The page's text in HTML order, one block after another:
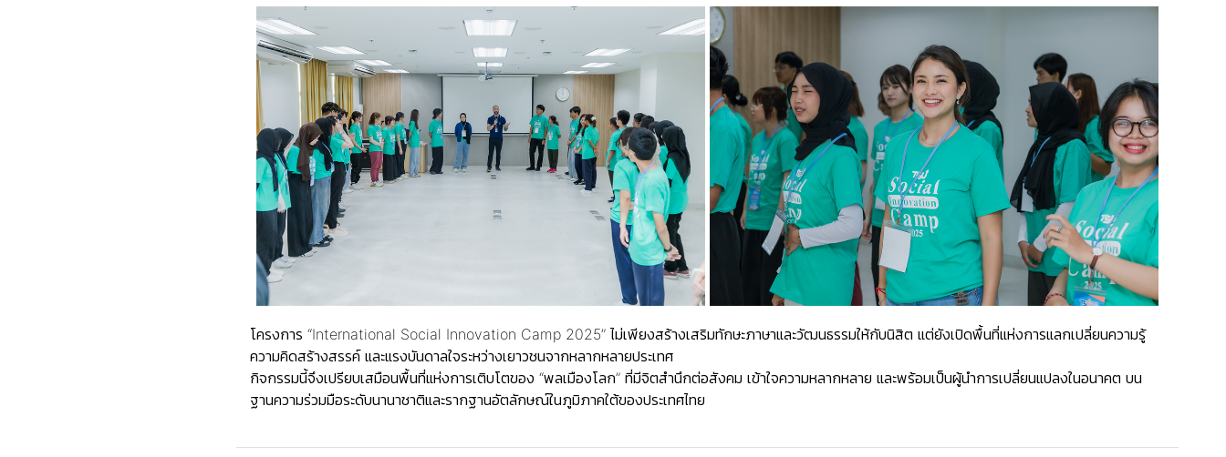
โครงการ “International Social Innovation Camp 2025” ไม่เพียงสร้างเสริมทักษะภาษาและวัฒนธรรมให้กับนิสิต แต่ยังเปิดพื้นที่แห่งการแลกเปลี่ยนความรู้
ความคิดสร้างสรรค์ และแรงบันดาลใจระหว่างเยาวชนจากหลากหลายประเทศ
กิจกรรมนี้จึงเปรียบเสมือนพื้นที่แห่งการเติบโตของ “พลเมืองโลก” ที่มีจิตสำนึกต่อสังคม เข้าใจความหลากหลาย และพร้อมเป็นผู้นำการเปลี่ยนแปลงในอนาคต บน
ฐานความร่วมมือระดับนานาชาติและรากฐานอัตลักษณ์ในภูมิภาคใต้ของประเทศไทย